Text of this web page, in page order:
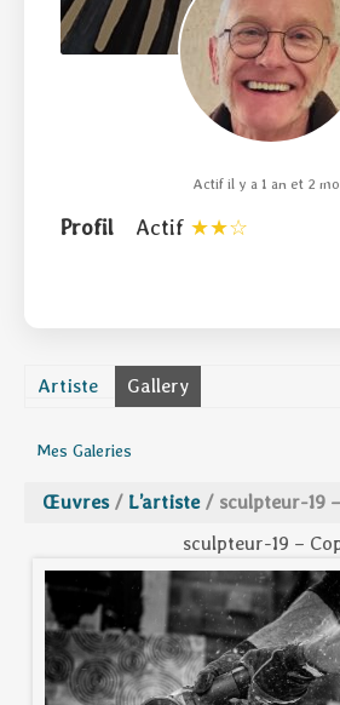
Actif il y a 1 an et 2
Profil Actif
Artiste Gallery
Mes Galeries
Œuvres / L’artiste / sculpteur-19
sculpteur-19 –